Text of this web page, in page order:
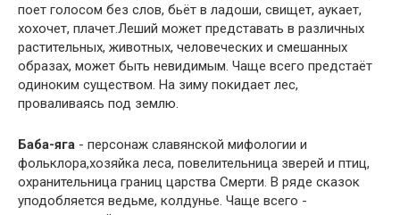
поет голосом без слов, бьёт в ладоши, свищет, аукает,
хохочет, плачет.Леший может представать в различных
растительных, животных, человеческих и смешанных
образах, может быть невидимым. Чаще всего предстаёт
одиноким существом. На зиму покидает лес,
проваливаясь под землю.
Баба-яга - персонаж славянской мифологии и
фольклора,хозяйка леса, повелительница зверей и птиц,
охранительница границ царства Смерти. В ряде сказок
уподобляется ведьме, колдунье. Чаще всего -